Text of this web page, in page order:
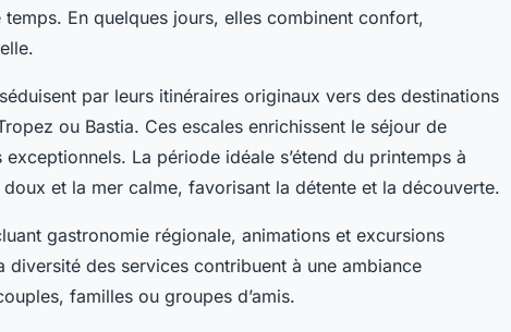
En quelques jours, elles combinent confort,
par leurs itinéraires originaux vers des destinations
ou Bastia. Ces escales enrichissent le séjour de
La période idéale s’étend du printemps à
doux et la mer calme, favorisant la détente et la découverte.
gastronomie régionale, animations et excursions
diversité des services contribuent à une ambiance
familles ou groupes d’amis.